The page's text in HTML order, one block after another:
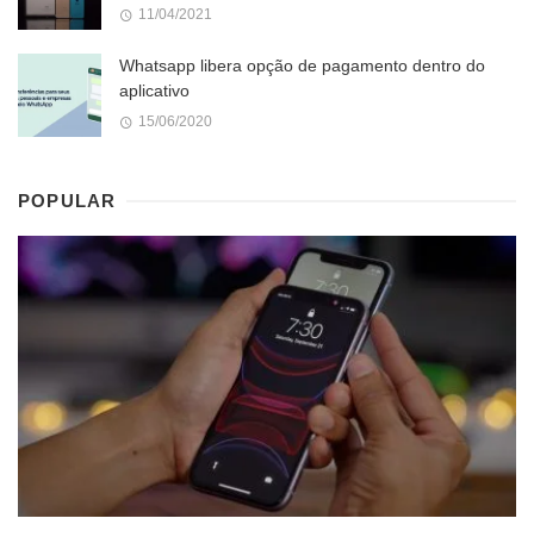
11/04/2021
Whatsapp libera opção de pagamento dentro do
aplicativo
15/06/2020
POPULAR